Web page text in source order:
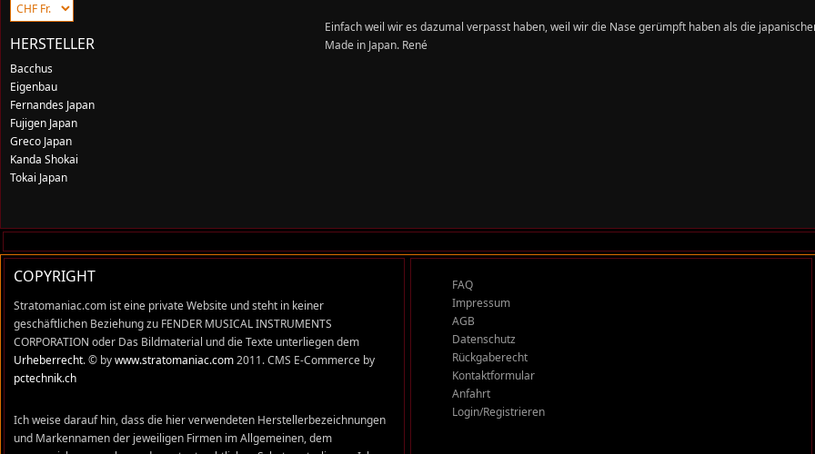
HERSTELLER
Bacchus
Eigenbau
Fernandes Japan
Fujigen Japan
Greco Japan
Kanda Shokai
Tokai Japan
Einfach weil wir es dazumal verpasst haben, weil wir die Nase gerümpft haben als die
Made in Japan. René
COPYRIGHT
Stratomaniac.com ist eine private Website und steht in keiner
geschäftlichen Beziehung zu FENDER MUSICAL INSTRUMENTS
CORPORATION oder Das Bildmaterial und die Texte unterliegen dem
Urheberrecht. © bywww.stratomaniac.com2011. CMS E-Commerce by
pctechnik.ch
Ich weise darauf hin, dass die hier verwendeten Herstellerbezeichnungen
und Markennamen der jeweiligen Firmen im Allgemeinen, dem
FAQ
Impressum
AGB
Datenschutz
Rückgaberecht
Kontaktformular
Anfahrt
Login/Registrieren